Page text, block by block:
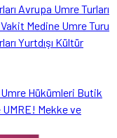
Avrupa Umre Turları
Medine Umre Turu
Yurtdışı Kültür
Umre Hükümleri Butik
Mekke ve